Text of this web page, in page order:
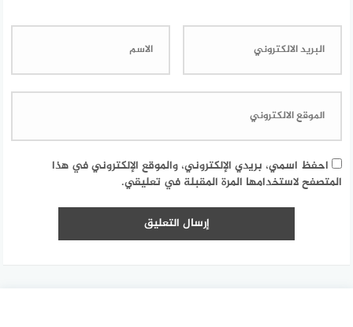
احفظ اسمي، بريدي الإلكتروني، والموقع الإلكتروني في هذا
المتصفح لاستخدامها المرة المقبلة في تعليقي.